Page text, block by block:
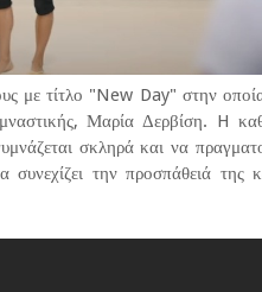
με τίτλο "New Day" στην
Μαρία Δερβίση. H
σκληρά και να
συνεχίζει την προσπάθειά της